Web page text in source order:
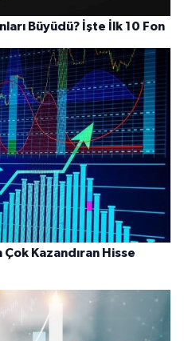
Büyüdü? İşte İlk 10 Fon
Çok Kazandıran Hisse